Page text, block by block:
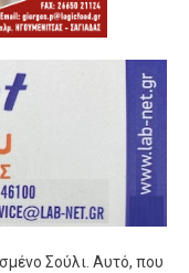
Σούλι. Αυτό, που